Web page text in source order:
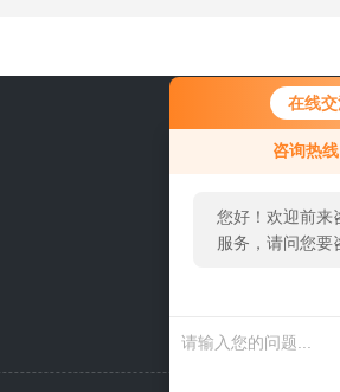
在线
咨询热线
您好！欢迎前来
服务，请问您要